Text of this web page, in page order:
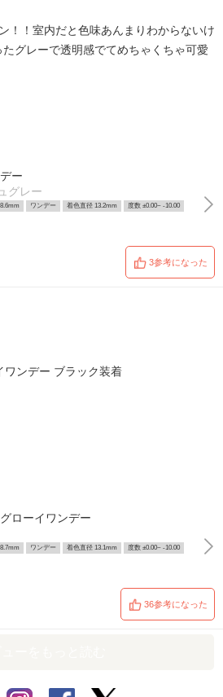
！！室内だと色味あんまりわからないけ
グレーで透明感でてめちゃくちゃ可愛
ー
グレー
ワンデー 着色直径 13.2mm 度数 ±0.00~ -10.00
3参考になった
ワンデー ブラック装着
ローイワンデー
ワンデー 着色直径 13.1mm 度数 ±0.00~ -10.00
36参考になった